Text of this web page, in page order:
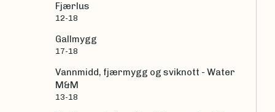
Fjærlus
12-18
Gallmygg
17-18
Vannmidd, fjærmygg og sviknott - Water
M&M
13-18